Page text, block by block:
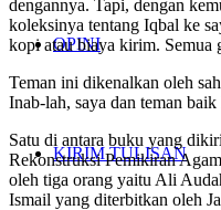
OPINI
KIRIM TULISAN
dengannya. Tapi, dengan
koleksinya tentang Iqbal ke
kopi atau biaya kirim. Semua
Teman ini dikenalkan oleh
Inab-lah, saya dan teman
Satu di antara buku yang
Rekonstruksi Pemikiran
oleh tiga orang yaitu Ali
Ismail yang diterbitkan oleh